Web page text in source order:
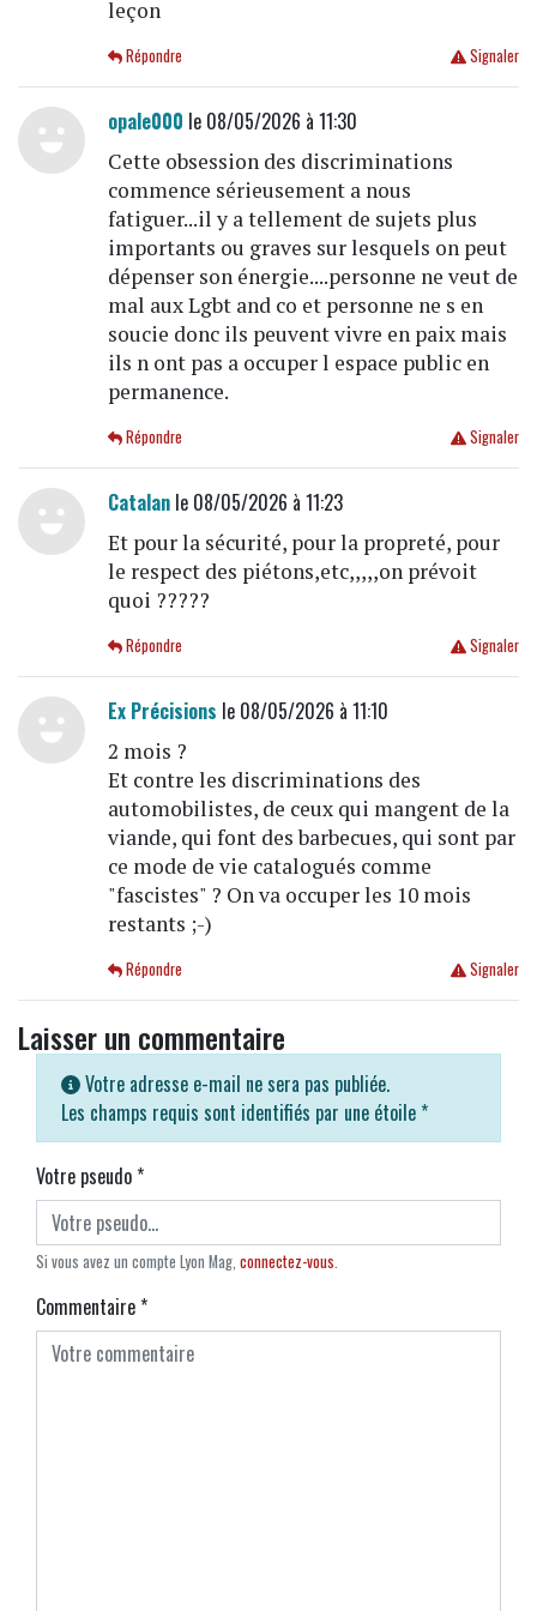
leçon
Signaler
Répondre
opale000 le 08/05/2026 à 11:30
Cette obsession des discriminations
commence sérieusement a nous
fatiguer...il y a tellement de sujets plus
importants ou graves sur lesquels on peut
dépenser son énergie....personne ne veut de
mal aux Lgbt and co et personne ne s en
soucie donc ils peuvent vivre en paix mais
ils n ont pas a occuper l espace public en
permanence.
Signaler
Répondre
Catalanle 08/05/2026 à 11:23
Et pour la sécurité, pour la propreté, pour
le respect des piétons,etc,,,,,on prévoit
quoi ?????
Signaler
Répondre
Ex Précisions le 08/05/2026 à 11:10
2 mois ?
Et contre les discriminations des
automobilistes, de ceux qui mangent de la
viande, qui font des barbecues, qui sont par
ce mode de vie catalogués comme
"fascistes" ? On va occuper les 10 mois
restants ;-)
Signaler
Répondre
Laisser un commentaire
Votre adresse e-mail ne sera pas publiée.
Les champs requis sont identifiés par une étoile *
Votre pseudo*
Si vous avez un compte Lyon Mag, connectez-vous.
Commentaire*